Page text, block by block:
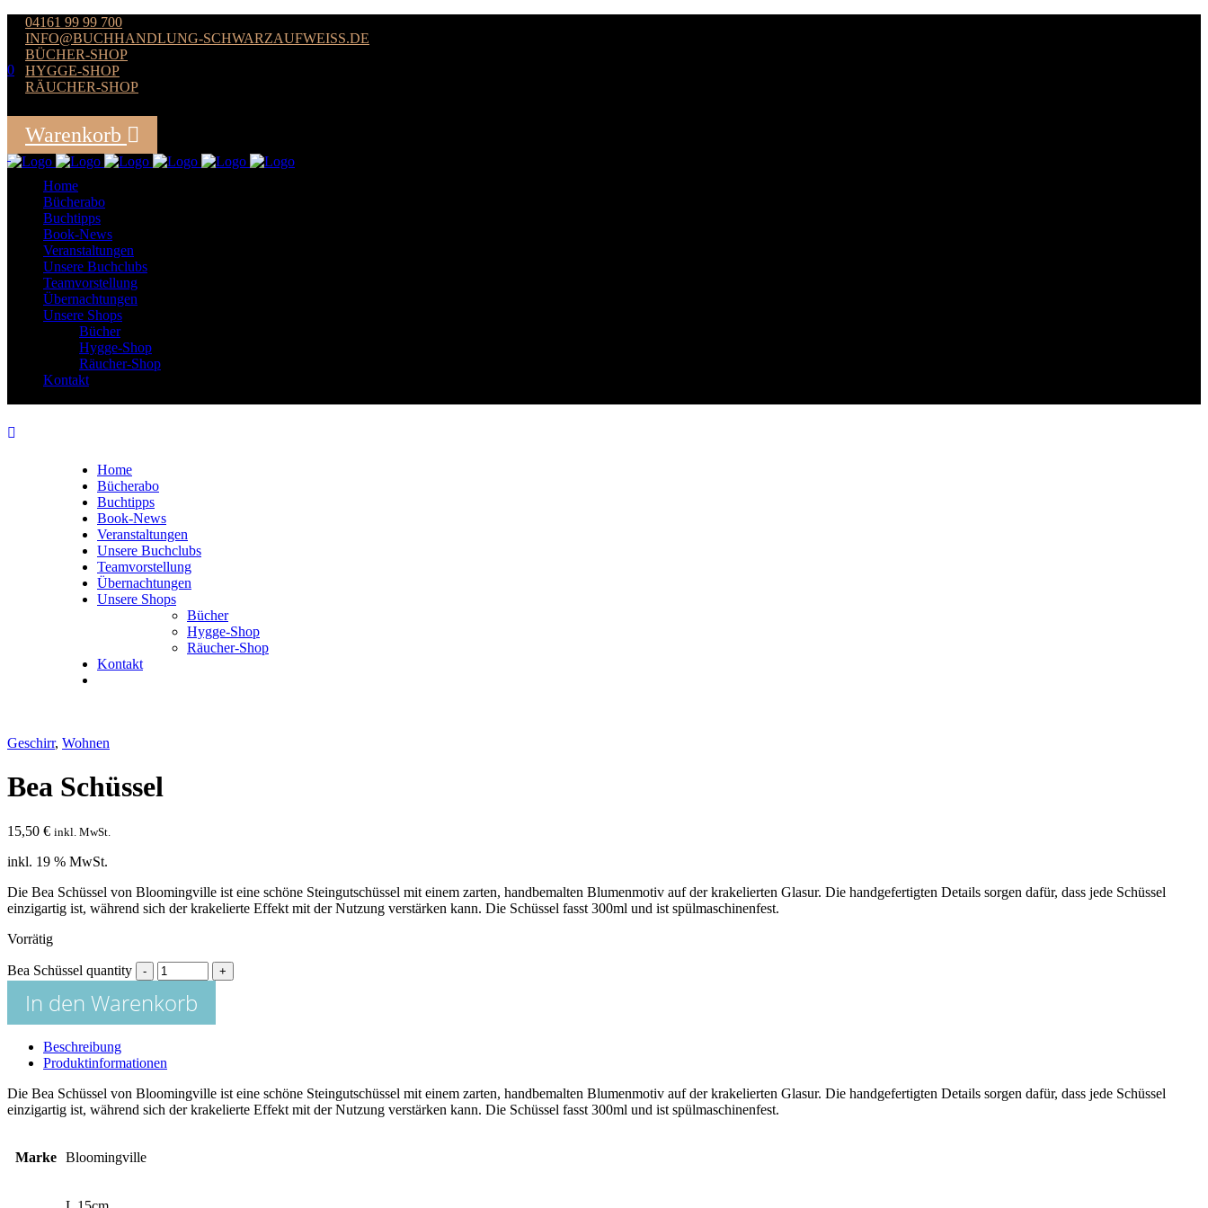
04161 99 99 700
INFO@BUCHHANDLUNG-SCHWARZAUFWEISS.DE
BÜCHER-SHOP
HYGGE-SHOP
RÄUCHER-SHOP
0
Warenkorb
Home
Bücherabo
Buchtipps
Book-News
Veranstaltungen
Unsere Buchclubs
Teamvorstellung
Übernachtungen
Unsere Shops
Bücher
Hygge-Shop
Räucher-Shop
Kontakt
Home
Bücherabo
Buchtipps
Book-News
Veranstaltungen
Unsere Buchclubs
Teamvorstellung
Übernachtungen
Unsere Shops
Bücher
Hygge-Shop
Räucher-Shop
Kontakt
Geschirr, Wohnen
Bea Schüssel
15,50 € inkl. MwSt.
inkl. 19 % MwSt.
Die Bea Schüssel von Bloomingville ist eine schöne Steingutschüssel mit einem zarten, handbemalten Blumenmotiv auf der krakelierten Glasur. Die handgefertigten Details sorgen dafür, dass jede Schüssel
einzigartig ist, während sich der krakelierte Effekt mit der Nutzung verstärken kann. Die Schüssel fasst 300ml und ist spülmaschinenfest.
Vorrätig
Bea Schüssel quantity
In den Warenkorb
Beschreibung
Produktinformationen
Die Bea Schüssel von Bloomingville ist eine schöne Steingutschüssel mit einem zarten, handbemalten Blumenmotiv auf der krakelierten Glasur. Die handgefertigten Details sorgen dafür, dass jede Schüssel
einzigartig ist, während sich der krakelierte Effekt mit der Nutzung verstärken kann. Die Schüssel fasst 300ml und ist spülmaschinenfest.
Marke Bloomingville